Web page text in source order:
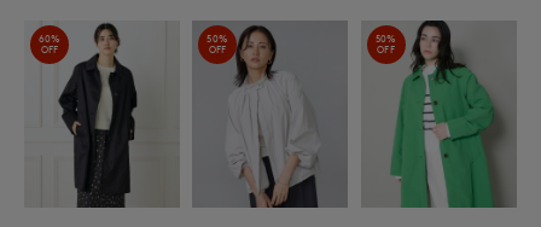
60%
OFF
50%
OFF
50%
OFF